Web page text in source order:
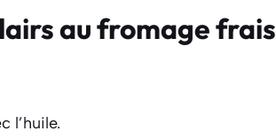
au fromage
l’huile.